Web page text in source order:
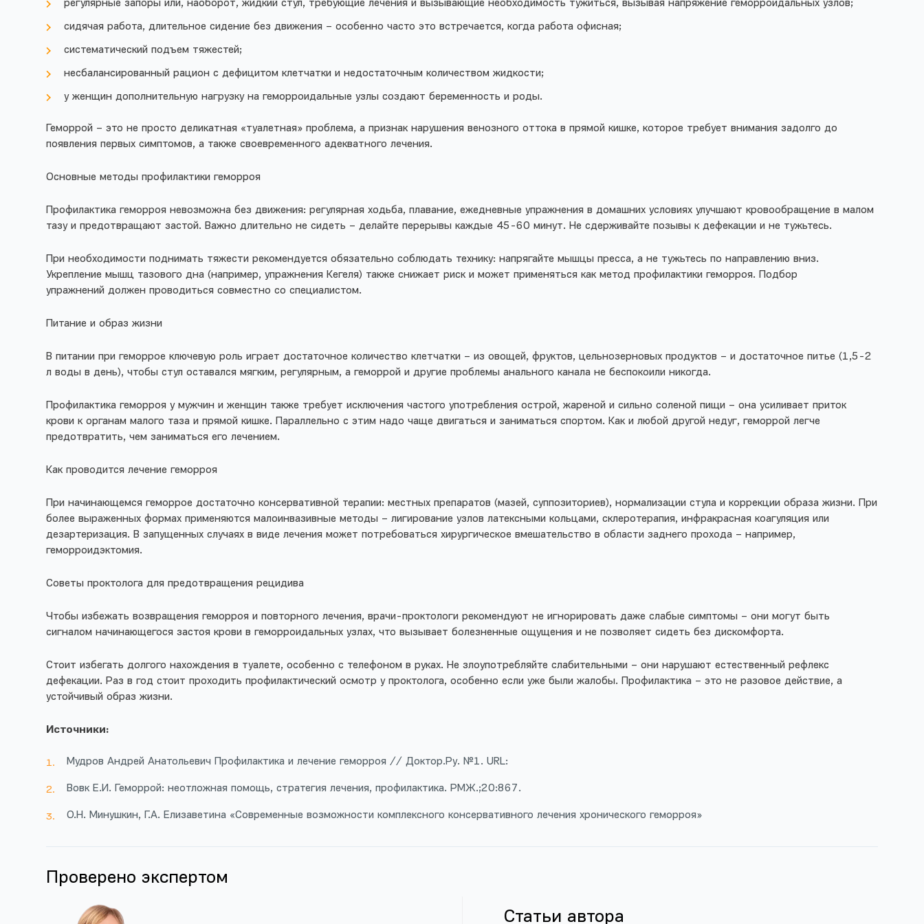
регулярные запоры или, наоборот, жидкий стул, требующие лечения и вызывающие необходимость тужиться, вызывая напряжение геморроидальных узлов;
сидячая работа, длительное сидение без движения – особенно часто это встречается, когда работа офисная;
систематический подъем тяжестей;
несбалансированный рацион с дефицитом клетчатки и недостаточным количеством жидкости;
у женщин дополнительную нагрузку на геморроидальные узлы создают беременность и роды.
Геморрой – это не просто деликатная «туалетная» проблема, а признак нарушения венозного оттока в прямой кишке, которое требует внимания задолго до
появления первых симптомов, а также своевременного адекватного лечения.
Основные методы профилактики геморроя
Профилактика геморроя невозможна без движения: регулярная ходьба, плавание, ежедневные упражнения в домашних условиях улучшают кровообращение в малом
тазу и предотвращают застой. Важно длительно не сидеть – делайте перерывы каждые 45-60 минут. Не сдерживайте позывы к дефекации и не тужьтесь.
При необходимости поднимать тяжести рекомендуется обязательно соблюдать технику: напрягайте мышцы пресса, а не тужьтесь по направлению вниз.
Укрепление мышц тазового дна (например, упражнения Кегеля) также снижает риск и может применяться как метод профилактики геморроя. Подбор
упражнений должен проводиться совместно со специалистом.
Питание и образ жизни
В питании при геморрое ключевую роль играет достаточное количество клетчатки – из овощей, фруктов, цельнозерновых продуктов – и достаточное питье (1,5-2
л воды в день), чтобы стул оставался мягким, регулярным, а геморрой и другие проблемы анального канала не беспокоили никогда.
Профилактика геморроя у мужчин и женщин также требует исключения частого употребления острой, жареной и сильно соленой пищи – она усиливает приток
крови к органам малого таза и прямой кишке. Параллельно с этим надо чаще двигаться и заниматься спортом. Как и любой другой недуг, геморрой легче
предотвратить, чем заниматься его лечением.
Как проводится лечение геморроя
При начинающемся геморрое достаточно консервативной терапии: местных препаратов (мазей, суппозиториев), нормализации стула и коррекции образа жизни. При
более выраженных формах применяются малоинвазивные методы – лигирование узлов латексными кольцами, склеротерапия, инфракрасная коагуляция или
дезартеризация. В запущенных случаях в виде лечения может потребоваться хирургическое вмешательство в области заднего прохода – например,
геморроидэктомия.
Советы проктолога для предотвращения рецидива
Чтобы избежать возвращения геморроя и повторного лечения, врачи-проктологи рекомендуют не игнорировать даже слабые симптомы – они могут быть
сигналом начинающегося застоя крови в геморроидальных узлах, что вызывает болезненные ощущения и не позволяет сидеть без дискомфорта.
Стоит избегать долгого нахождения в туалете, особенно с телефоном в руках. Не злоупотребляйте слабительными – они нарушают естественный рефлекс
дефекации. Раз в год стоит проходить профилактический осмотр у проктолога, особенно если уже были жалобы. Профилактика – это не разовое действие, а
устойчивый образ жизни.
Источники:
Мудров Андрей Анатольевич Профилактика и лечение геморроя // Доктор.Ру. №1. URL:
Вовк Е.И. Геморрой: неотложная помощь, стратегия лечения, профилактика. РМЖ.;20:867.
О.Н. Минушкин, Г.А. Елизаветина «Современные возможности комплексного консервативного лечения хронического геморроя»
Проверено экспертом
Статьи автора